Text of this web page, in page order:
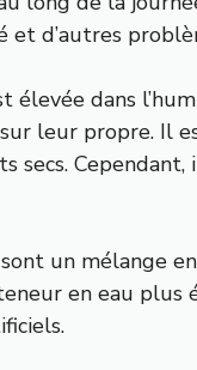
et d’autres
élevée dans
sur leur propre.
secs.
un mélange
en eau